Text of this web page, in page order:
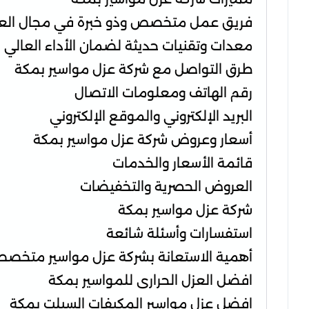
فريق عمل متخصص وذو خبرة في مجال
معدات وتقنيات حديثة لضمان الأداء العالي
طرق التواصل مع شركة عزل مواسير بمكة
رقم الهاتف ومعلومات الاتصال
البريد الإلكتروني والموقع الإلكتروني
أسعار وعروض شركة عزل مواسير بمكة
قائمة الأسعار والخدمات
العروض الحصرية والتخفيضات
شركة عزل مواسير بمكة
استفسارات وأسئلة شائعة
أهمية الاستعانة بشركة عزل مواسير
افضل العزل الحرارى للمواسير بمكة
افضل عزل مواسير المكيفات السبلت بمكة